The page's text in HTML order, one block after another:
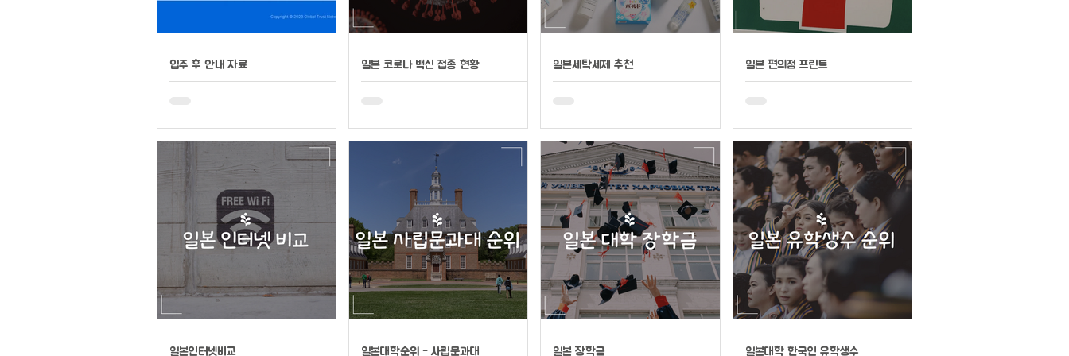
입주 후 안내 자료 일본 코로나 백신 접종 현황 일본세탁세제 추천 일본 편의점 프린트
일본인터넷비교 일본대학순위 - 사립문과대 일본 장학금 일본대학 한국인 유학생수